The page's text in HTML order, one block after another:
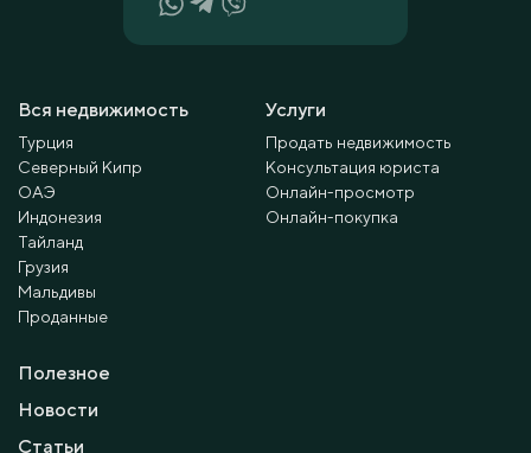
Вся недвижимость
Турция
Северный Кипр
ОАЭ
Индонезия
Тайланд
Грузия
Мальдивы
Проданные
Услуги
Продать недвижимость
Консультация юриста
Онлайн-просмотр
Онлайн-покупка
Полезное
Новости
Статьи